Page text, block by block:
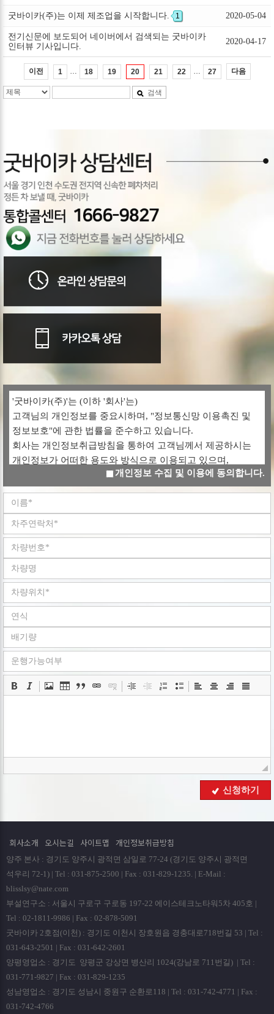
굿바이카(주)는 이제 제조업을 시작합니다. 1 2020-05-04
전기신문에 보도되어 네이버에서 검색되는 굿바이카
인터뷰 기사입니다.
2020-04-17
이전 1 18 19 20 21 22 27 다음
검색
'굿바이카(주)'는 (이하 '회사'는)
고객님의 개인정보를 중요시하며, "정보통신망 이용촉진 및
정보보호"에 관한 법률을 준수하고 있습니다.
회사는 개인정보취급방침을 통하여 고객님께서 제공하시는
개인정보가 어떠한 용도와 방식으로 이용되고 있으며,
개인정보보호를 위해 어떠한 조치가 취해지고 있는지
알려드립니다.
회사는 개인정보취급방침을 개정하는 경우 웹사이트
공지사항(또는 개별공지)을 통하여 공지할 것입니다.
ο 본 방침은 : 2008 년 05 월 02 일 부터 시행됩니다.
■ 수집하는 개인정보 항목
회사는 회원가입, 상담, 서비스 신청 등등을 위해 아래와 같은
개인정보를 수집하고 있습니다.
ο 수집항목 : 이름 , 로그인ID , 비밀번호 , 휴대전화번호 ,
이메일 , 회사명 , 서비스 이용기록 , 쿠키 , 접속 IP 정보
ο 개인정보 수집방법 : 홈페이지(www.goodbyecar.co.kr)
■ 개인정보의 수집 및 이용목적
회사는 수집한 개인정보를 다음의 목적을 위해 활용합니다..
ο 서비스 제공에 관한 계약 이행 및 서비스 제공에 따른
회사는 개인정보 수집 및 이용목적이 달성된 후에는 예외 없이
회사는 원칙적으로 개인정보 수집 및 이용목적이 달성된
ο 파기절차
회원님이 회원가입 등을 위해 입력하신 정보는 회원탈퇴시
곧바로 데이타베이스 완전 삭제됩니다.
ο 파기방법
- 전자적 파일형태로 저장된 개인정보는 기록을 재생할 수
없는 기술적 방법을 사용하여 삭제합니다.
■ 개인정보 제공
회사는 이용자의 개인정보를 원칙적으로 외부에 제공하지
않습니다. 다만, 아래의 경우에는 예외로 합니다.
개인정보 수집 및 이용에 동의합니다.
신청하기
회사소개 오시는길 사이트맵 개인정보취급방침
양주 본사 : 경기도 양주시 광적면 삼일로 77-24 (경기도 양주시 광적면
석우리 72-1) | Tel : 031-875-2500 | Fax : 031-829-1235. | E-Mail :
blisslsy@nate.com
부설연구소 : 서울시 구로구 구로동 197-22 에이스테크노타워5차 405호 |
Tel : 02-1811-9986 | Fax : 02-878-5091
굿바이카 2호점(이천) : 경기도 이천시 장호원읍 경충대로718번길 53 | Tel :
031-643-2501 | Fax : 031-642-2601
양평영업소 : 경기도 양평군 강상면 병산리 1024(강남로 711번길) | Tel :
031-771-9827 | Fax : 031-829-1235
성남영업소 : 경기도 성남시 중원구 순환로118 | Tel : 031-742-4771 | Fax :
031-742-4766